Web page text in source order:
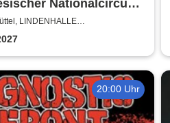
Nationalcircus -
- Chinas
der Balance
LINDENHALLE
20:00 Uhr